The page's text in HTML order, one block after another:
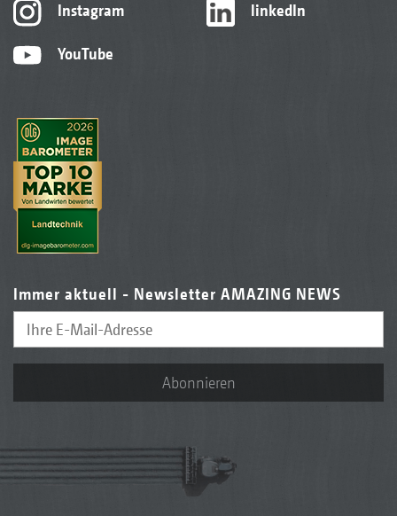
Instagram
YouTube
linkedIn
Immer aktuell - Newsletter AMAZING NEWS
Abonnieren